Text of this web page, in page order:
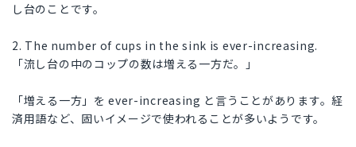
し台のことです。
2. The number of cups in the sink is ever-increasing.
「流し台の中のコップの数は増える一方だ。」
「増える一方」を ever-increasing と言うことがあります。経
済用語など、固いイメージで使われることが多いようです。